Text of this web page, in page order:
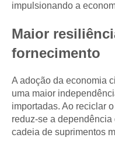
impulsionando a
Maior
fornecimento
A adoção da economia
uma maior
importadas. Ao reciclar
reduz-se a
cadeia de suprimentos